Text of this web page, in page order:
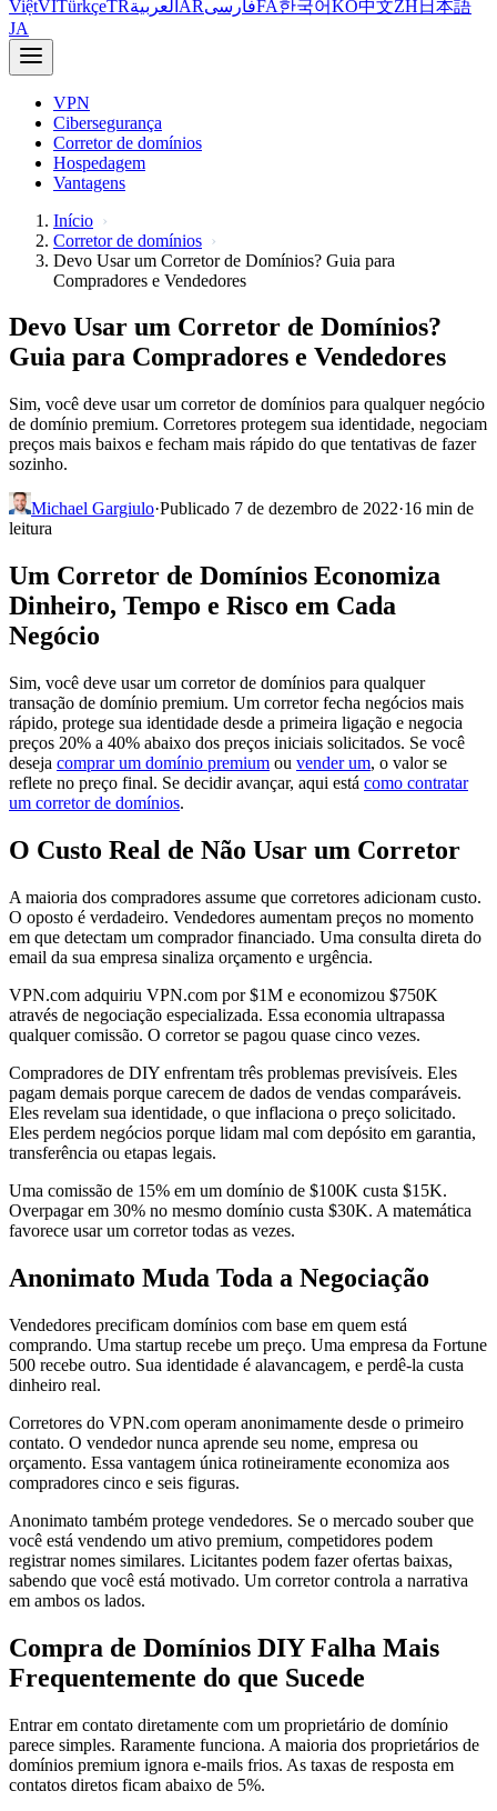
ViệtVITürkçeTRالعربية ARفارسیFA한국어KO中文ZH 日本語
JA
VPN
Cibersegurança
Corretor de domínios
Hospedagem
Vantagens
Início
Corretor de domínios
Devo Usar um Corretor de Domínios? Guia para
Compradores e Vendedores
Devo Usar um Corretor de Domínios?
Guia para Compradores e Vendedores
Sim, você deve usar um corretor de domínios para qualquer negócio
de domínio premium. Corretores protegem sua identidade, negociam
preços mais baixos e fecham mais rápido do que tentativas de fazer
sozinho.
Michael Gargiulo·Publicado 7 de dezembro de 2022·16 min de
leitura
Um Corretor de Domínios Economiza
Dinheiro, Tempo e Risco em Cada
Negócio
Sim, você deve usar um corretor de domínios para qualquer
transação de domínio premium. Um corretor fecha negócios mais
rápido, protege sua identidade desde a primeira ligação e negocia
preços 20% a 40% abaixo dos preços iniciais solicitados. Se você
deseja comprar um domínio premium ou vender um, o valor se
reflete no preço final. Se decidir avançar, aqui está como contratar
um corretor de domínios.
O Custo Real de Não Usar um Corretor
A maioria dos compradores assume que corretores adicionam custo.
O oposto é verdadeiro. Vendedores aumentam preços no momento
em que detectam um comprador financiado. Uma consulta direta do
email da sua empresa sinaliza orçamento e urgência.
VPN.com adquiriu VPN.com por $1M e economizou $750K
através de negociação especializada. Essa economia ultrapassa
qualquer comissão. O corretor se pagou quase cinco vezes.
Compradores de DIY enfrentam três problemas previsíveis. Eles
pagam demais porque carecem de dados de vendas comparáveis.
Eles revelam sua identidade, o que inflaciona o preço solicitado.
Eles perdem negócios porque lidam mal com depósito em garantia,
transferência ou etapas legais.
Uma comissão de 15% em um domínio de $100K custa $15K.
Overpagar em 30% no mesmo domínio custa $30K. A matemática
favorece usar um corretor todas as vezes.
Anonimato Muda Toda a Negociação
Vendedores precificam domínios com base em quem está
comprando. Uma startup recebe um preço. Uma empresa da Fortune
500 recebe outro. Sua identidade é alavancagem, e perdê-la custa
dinheiro real.
Corretores do VPN.com operam anonimamente desde o primeiro
contato. O vendedor nunca aprende seu nome, empresa ou
orçamento. Essa vantagem única rotineiramente economiza aos
compradores cinco e seis figuras.
Anonimato também protege vendedores. Se o mercado souber que
você está vendendo um ativo premium, competidores podem
registrar nomes similares. Licitantes podem fazer ofertas baixas,
sabendo que você está motivado. Um corretor controla a narrativa
em ambos os lados.
Compra de Domínios DIY Falha Mais
Frequentemente do que Sucede
Entrar em contato diretamente com um proprietário de domínio
parece simples. Raramente funciona. A maioria dos proprietários de
domínios premium ignora e-mails frios. As taxas de resposta em
contatos diretos ficam abaixo de 5%.